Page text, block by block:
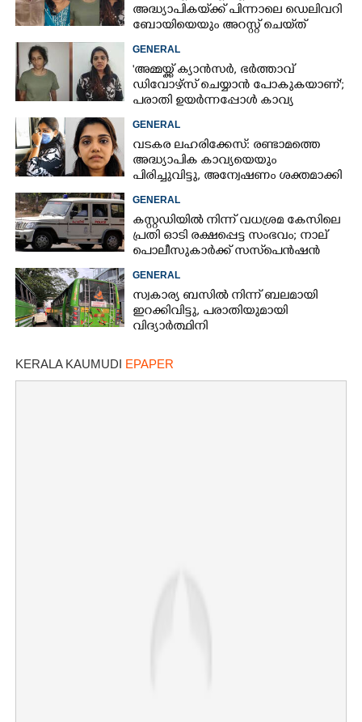
അദ്ധ്യാപികയ്‌ക്ക് പിന്നാലെ ഡെലിവറി
ബോയിയെയും അറസ്റ്റ് ചെയ്‌ത്
GENERAL
'അമ്മയ്ക്ക് ക്യാൻസർ, ഭർത്താവ്
ഡിവോഴ്സ് ചെയ്യാൻ പോകുകയാണ്';
പരാതി ഉയർന്നപ്പോൾ കാവ്യ
GENERAL
വടകര ലഹരിക്കേസ്: രണ്ടാമത്തെ
അദ്ധ്യാപിക കാവ്യയെയും
പിരിച്ചുവിട്ടു, അന്വേഷണം ശക്തമാക്കി
GENERAL
കസ്റ്റഡിയിൽ നിന്ന് വധശ്രമ കേസിലെ
പ്രതി ഓടി രക്ഷപ്പെട്ട സംഭവം; നാല്
പൊലീസുകാർക്ക് സസ്‌പെൻഷൻ
GENERAL
സ്വകാര്യ ബസിൽ നിന്ന് ബലമായി
ഇറക്കിവിട്ടു, പരാതിയുമായി
വിദ്യാർത്ഥിനി
KERALA KAUMUDI EPAPER